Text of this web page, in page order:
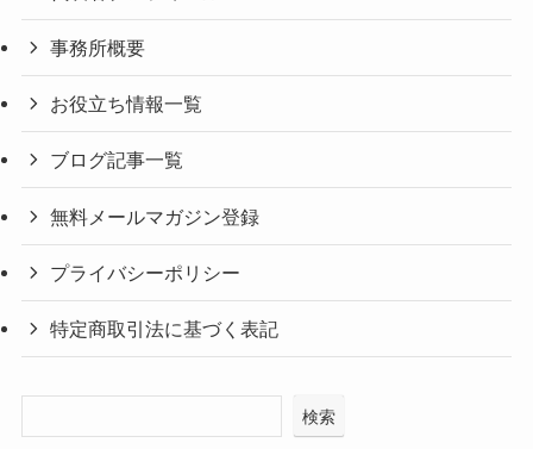
事務所概要
お役立ち情報一覧
ブログ記事一覧
無料メールマガジン登録
プライバシーポリシー
特定商取引法に基づく表記
検索